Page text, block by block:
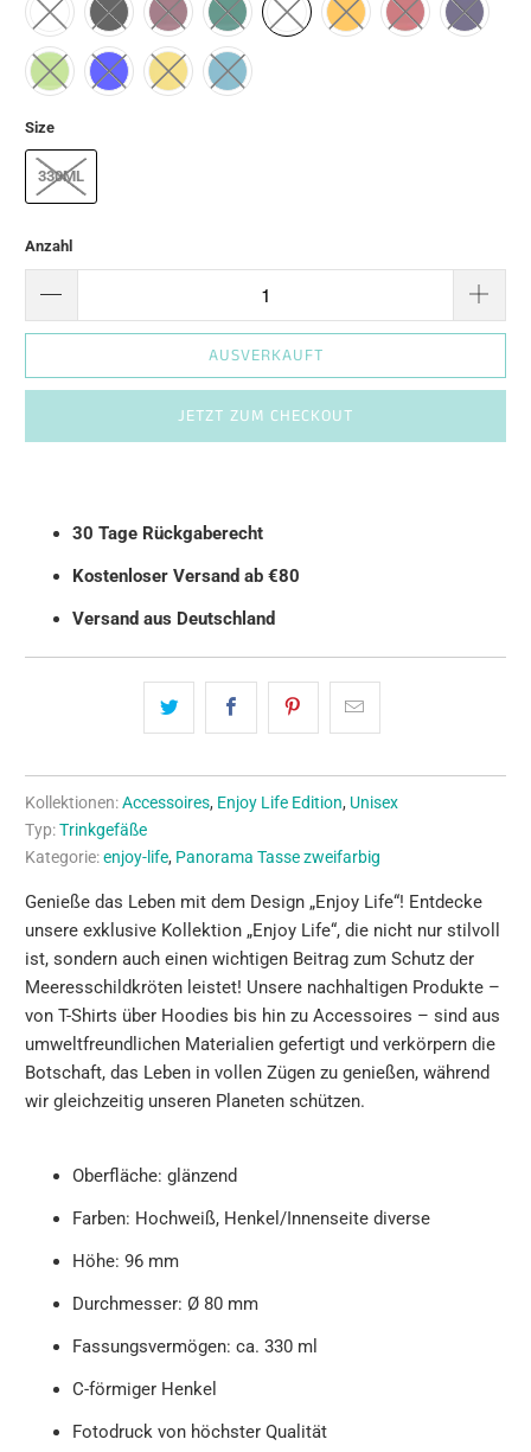
Size
330ML
Anzahl
AUSVERKAUFT
JETZT ZUM CHECKOUT
30 Tage Rückgaberecht
Kostenloser Versand ab €80
Versand aus Deutschland
Kollektionen: Accessoires, Enjoy Life Edition, Unisex
Typ: Trinkgefäße
Kategorie: enjoy-life, Panorama Tasse zweifarbig
Genieße das Leben mit dem Design „Enjoy Life“! Entdecke
unsere exklusive Kollektion „Enjoy Life“, die nicht nur stilvoll
ist, sondern auch einen wichtigen Beitrag zum Schutz der
Meeresschildkröten leistet! Unsere nachhaltigen Produkte –
von T-Shirts über Hoodies bis hin zu Accessoires – sind aus
umweltfreundlichen Materialien gefertigt und verkörpern die
Botschaft, das Leben in vollen Zügen zu genießen, während
wir gleichzeitig unseren Planeten schützen.
Oberfläche: glänzend
Farben: Hochweiß, Henkel/Innenseite diverse
Höhe: 96 mm
Durchmesser: Ø 80 mm
Fassungsvermögen: ca. 330 ml
C-förmiger Henkel
Fotodruck von höchster Qualität